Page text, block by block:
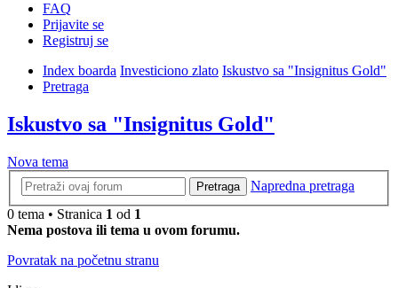
FAQ
Prijavite se
Registruj se
Index boarda Investiciono zlato Iskustvo sa "Insignitus Gold"
Pretraga
Iskustvo sa "Insignitus Gold"
Nova tema
Pretraga
Napredna pretraga
0 tema • Stranica 1 od 1
Nema postova ili tema u ovom forumu.
Povratak na početnu stranu